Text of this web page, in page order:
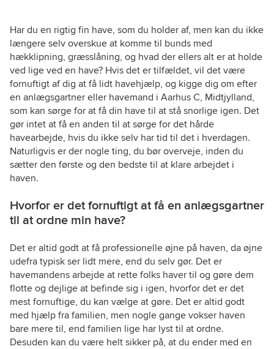
Har du en rigtig fin have, som du holder af, men kan du ikke
længere selv overskue at komme til bunds med
hækklipning, græsslåning, og hvad der ellers alt er at holde
ved lige ved en have? Hvis det er tilfældet, vil det være
fornuftigt af dig at få lidt havehjælp, og kigge dig om efter
en anlægsgartner eller havemand i Aarhus C, Midtjylland,
som kan sørge for at få din have til at stå snorlige igen. Det
gør intet at få en anden til at sørge for det hårde
havearbejde, hvis du ikke selv har tid til det i hverdagen.
Naturligvis er der nogle ting, du bør overveje, inden du
sætter den første og den bedste til at klare arbejdet i
haven.
Hvorfor er det fornuftigt at få en anlægsgartner
til at ordne min have?
Det er altid godt at få professionelle øjne på haven, da øjne
udefra typisk ser lidt mere, end du selv gør. Det er
havemandens arbejde at rette folks haver til og gøre dem
flotte og dejlige at befinde sig i igen, hvorfor det er det
mest fornuftige, du kan vælge at gøre. Det er altid godt
med hjælp fra familien, men nogle gange vokser haven
bare mere til, end familien lige har lyst til at ordne.
Desuden kan du være helt sikker på, at du ender med en